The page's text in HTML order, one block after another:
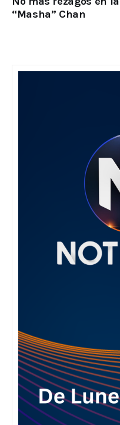
“Masha” Chan